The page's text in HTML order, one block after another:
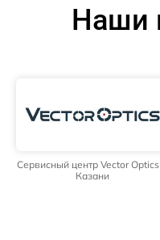
Наши
Сервисный центр Vector
Казани